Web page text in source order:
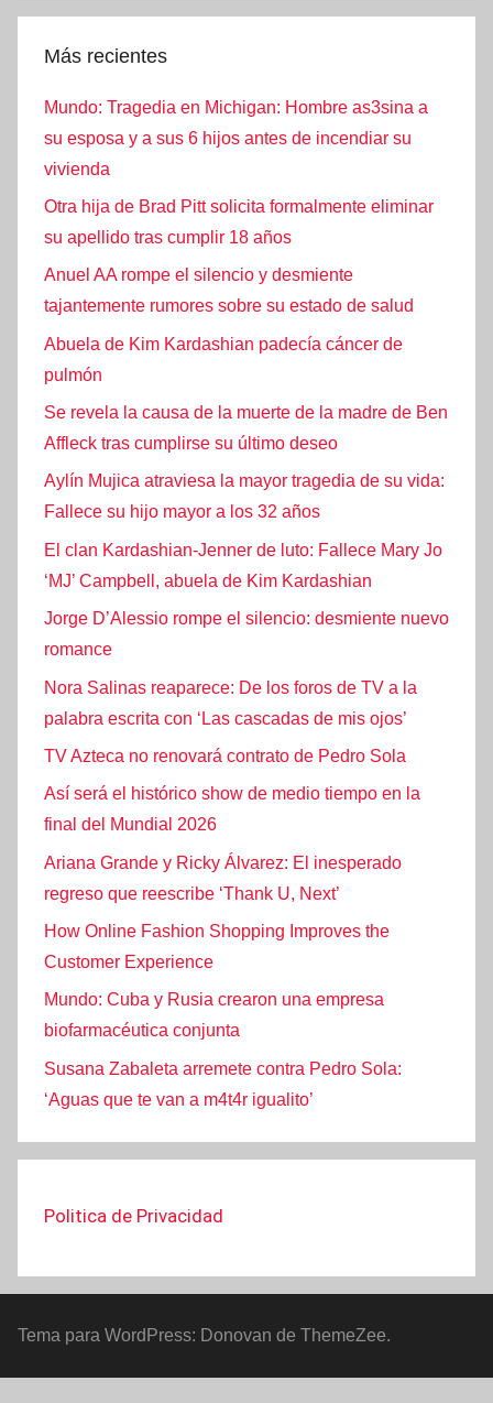
Más recientes
Mundo: Tragedia en Michigan: Hombre as3sina a
su esposa y a sus 6 hijos antes de incendiar su
vivienda
Otra hija de Brad Pitt solicita formalmente eliminar
su apellido tras cumplir 18 años
Anuel AA rompe el silencio y desmiente
tajantemente rumores sobre su estado de salud
Abuela de Kim Kardashian padecía cáncer de
pulmón
Se revela la causa de la muerte de la madre de Ben
Affleck tras cumplirse su último deseo
Aylín Mujica atraviesa la mayor tragedia de su vida:
Fallece su hijo mayor a los 32 años
El clan Kardashian-Jenner de luto: Fallece Mary Jo
‘MJ’ Campbell, abuela de Kim Kardashian
Jorge D’Alessio rompe el silencio: desmiente nuevo
romance
Nora Salinas reaparece: De los foros de TV a la
palabra escrita con ‘Las cascadas de mis ojos’
TV Azteca no renovará contrato de Pedro Sola
Así será el histórico show de medio tiempo en la
final del Mundial 2026
Ariana Grande y Ricky Álvarez: El inesperado
regreso que reescribe ‘Thank U, Next’
How Online Fashion Shopping Improves the
Customer Experience
Mundo: Cuba y Rusia crearon una empresa
biofarmacéutica conjunta
Susana Zabaleta arremete contra Pedro Sola:
‘Aguas que te van a m4t4r igualito’
Politica de Privacidad
Tema para WordPress: Donovan de ThemeZee.